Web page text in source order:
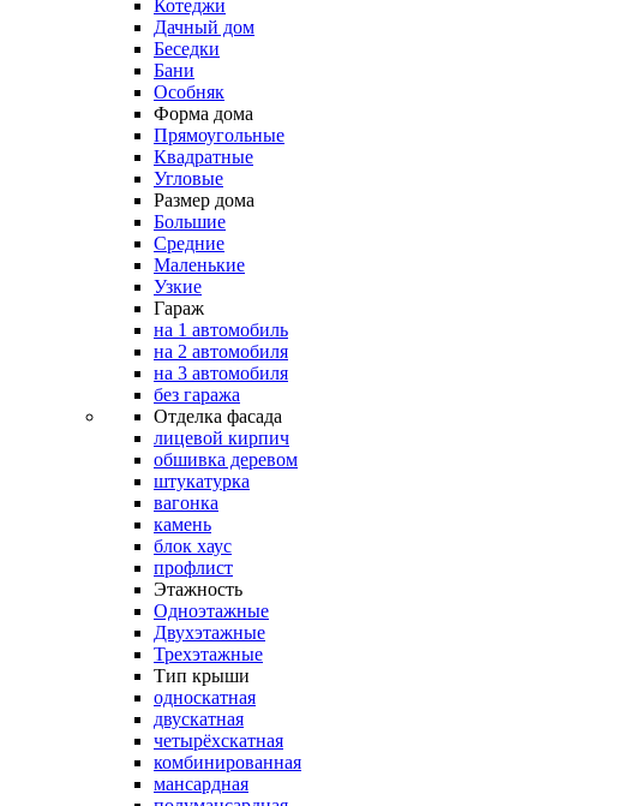
Котеджи
Дачный дом
Беседки
Бани
Особняк
Форма дома
Прямоугольные
Квадратные
Угловые
Размер дома
Большие
Средние
Маленькие
Узкие
Гараж
на 1 автомобиль
на 2 автомобиля
на 3 автомобиля
без гаража
Отделка фасада
лицевой кирпич
обшивка деревом
штукатурка
вагонка
камень
блок хаус
профлист
Этажность
Одноэтажные
Двухэтажные
Трехэтажные
Тип крыши
односкатная
двускатная
четырёхскатная
комбинированная
мансардная